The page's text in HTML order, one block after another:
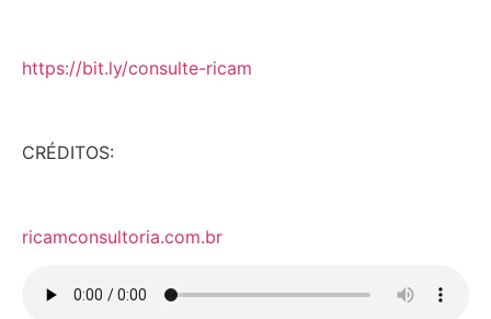
https://bit.ly/consulte-ricam
CRÉDITOS:
ricamconsultoria.com.br